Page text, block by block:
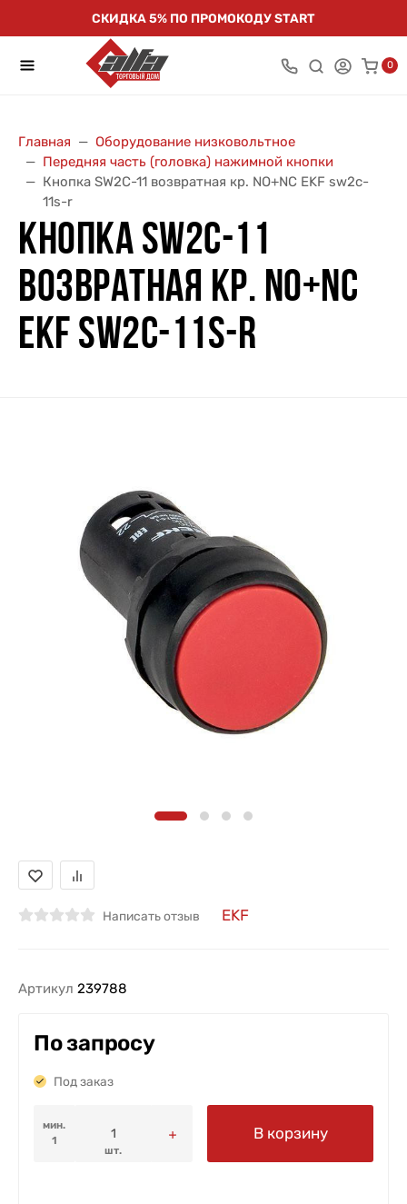
СКИДКА 5% ПО ПРОМОКОДУ START
0
Главная
Оборудование низковольтное
Передняя часть (головка) нажимной кнопки
Кнопка SW2C-11 возвратная кр. NO+NC EKF sw2c-
11s-r
КНОПКА SW2C-11
ВОЗВРАТНАЯ КР. NO+NC
EKF SW2C-11S-R
Написать отзыв EKF
Артикул 239788
По запросу
Под заказ
мин.
1
шт.
В корзину